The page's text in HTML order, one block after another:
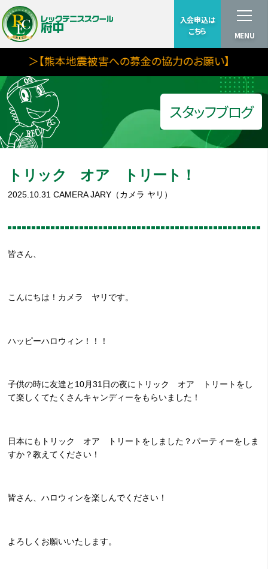
入会申込は
こちら
MENU
＞【熊本地震被害への募金の協力のお願い】
スタッフブログ
トリック オア トリート！
2025.10.31 CAMERA JARY（カメラ ヤリ）
皆さん、
こんにちは！カメラ ヤリです。
ハッピーハロウィン！！！
子供の時に友達と10月31日の夜にトリック オア トリートをし
て楽しくてたくさんキャンディーをもらいました！
日本にもトリック オア トリートをしました？パーティーをしま
すか？教えてください！
皆さん、ハロウィンを楽しんでください！
よろしくお願いいたします。